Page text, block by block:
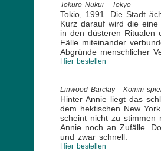
Tokuro Nukui - Tokyo
Tokio, 1991. Die Stadt
Kurz darauf wird die
in den düsteren Ritualen
Fälle miteinander
Abgründe menschlicher
Hier bestellen
Linwood Barclay - Komm
Hinter Annie liegt das
dem hektischen New
scheint nicht zu stimmen
Annie noch an Zufälle.
und zwar schnell.
Hier bestellen